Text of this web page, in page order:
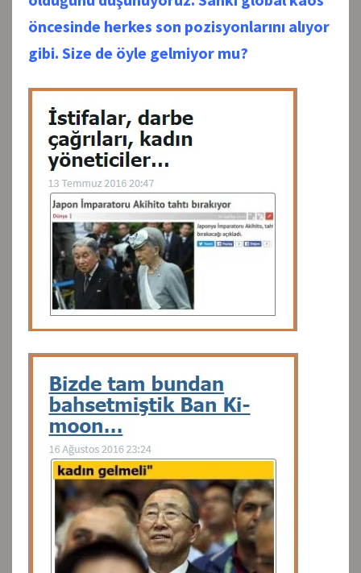
öncesinde herkes son pozisyonlarını alıyor
gibi. Size de öyle gelmiyor mu?